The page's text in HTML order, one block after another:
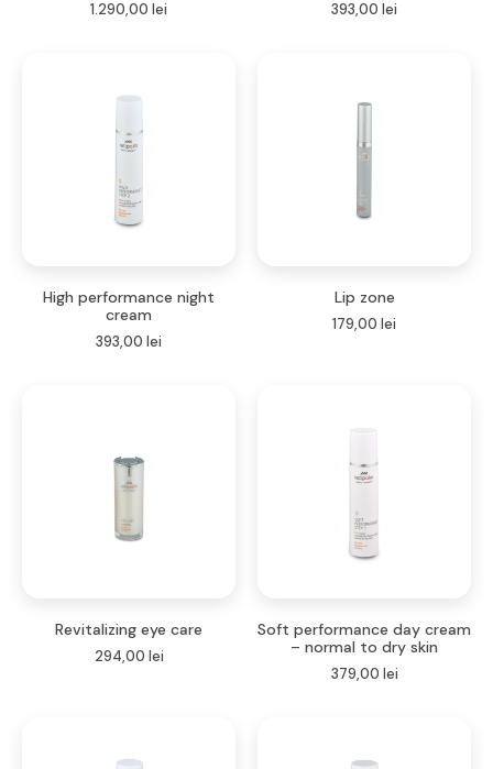
1.290,00 lei 393,00 lei
High performance night
cream
393,00 lei
Lip zone
179,00 lei
Revitalizing eye care
294,00 lei
Soft performance day cream
– normal to dry skin
379,00 lei